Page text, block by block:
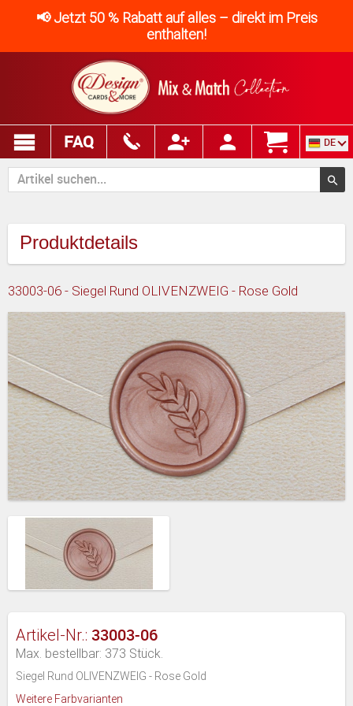
📢 Jetzt 50 % Rabatt auf alles – direkt im Preis
enthalten!
FAQ DE
Produktdetails
33003-06 - Siegel Rund OLIVENZWEIG - Rose Gold
Artikel-Nr.: 33003-06
Max. bestellbar: 373 Stück.
Siegel Rund OLIVENZWEIG - Rose Gold
Weitere Farbvarianten